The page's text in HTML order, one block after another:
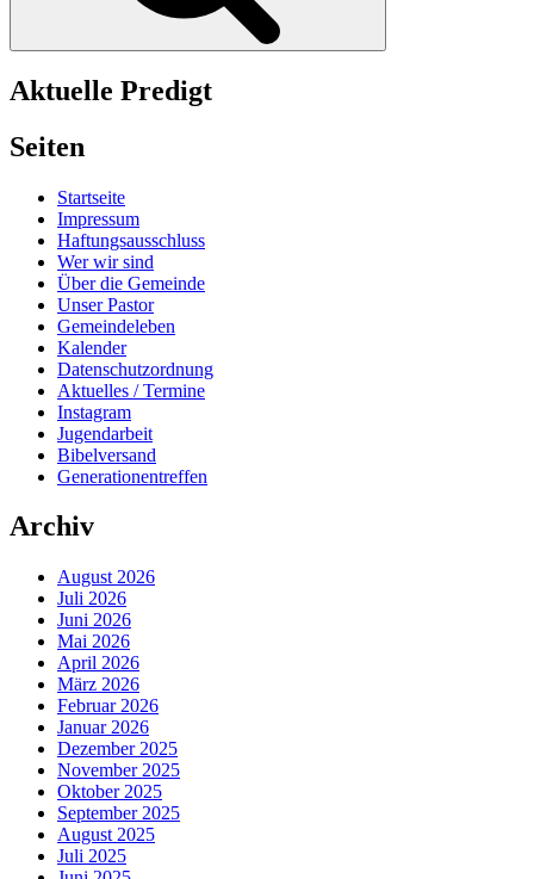
Aktuelle Predigt
Seiten
Startseite
Impressum
Haftungsausschluss
Wer wir sind
Über die Gemeinde
Unser Pastor
Gemeindeleben
Kalender
Datenschutzordnung
Aktuelles / Termine
Instagram
Jugendarbeit
Bibelversand
Generationentreffen
Archiv
August 2026
Juli 2026
Juni 2026
Mai 2026
April 2026
März 2026
Februar 2026
Januar 2026
Dezember 2025
November 2025
Oktober 2025
September 2025
August 2025
Juli 2025